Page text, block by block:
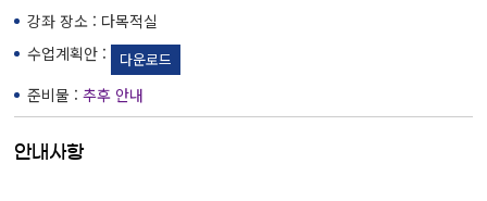
강좌 장소 : 다목적실
수업계획안 :
다운로드
준비물 :추후 안내
안내사항